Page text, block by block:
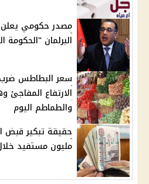
مصدر حكومي
البرلمان "الحكومة
سعر البطاطس
الارتفاع المفاجئ
والطماطم اليوم
مليون مستفيد